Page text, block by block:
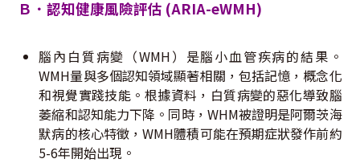
Ｂ．認知健康風險評估 (ARIA-eWMH)
腦內白質病變（WMH）是腦小血管疾病的結果。
WMH量與多個認知領域顯著相關，包括記憶，概念化
和視覺實踐技能。根據資料，白質病變的惡化導致腦
萎縮和認知能力下降。同時，WHM被證明是阿爾茨海
默病的核心特徵，WMH體積可能在預期症狀發作前約
5-6年開始出現。